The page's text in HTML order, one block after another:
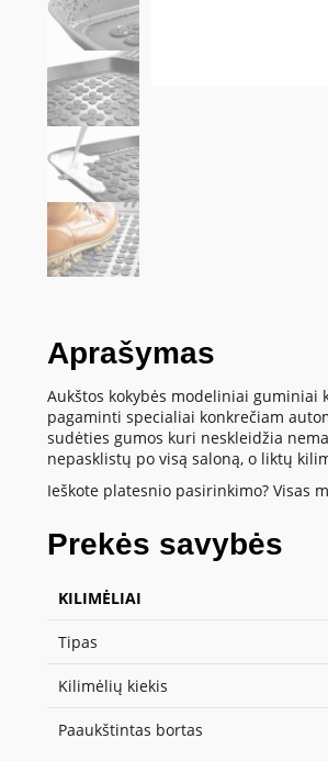
Aprašymas
Aukštos kokybės modeliniai
pagaminti specialiai konkrečiam
sudėties gumos kuri neskleidžia
nepasklistų po visą saloną, o liktų
Ieškote platesnio pasirinkimo? Visas
Prekės savybės
KILIMĖLIAI
Tipas
Kilimėlių kiekis
Paaukštintas bortas